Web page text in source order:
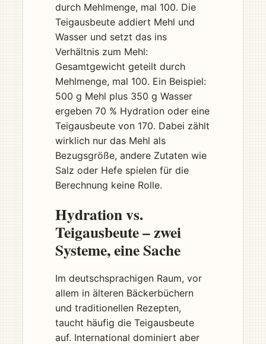
ÜBER UNS
Über Bine
Wer hinter Bine backt steckt
Über Robert
Sauerteig-Starter aus Leidenschaft
durch Mehlmenge, mal 100. Die
Teigausbeute addiert Mehl und
Wasser und setzt das ins
Verhältnis zum Mehl:
Gesamtgewicht geteilt durch
Mehlmenge, mal 100. Ein Beispiel:
500 g Mehl plus 350 g Wasser
ergeben 70 % Hydration oder eine
Teigausbeute von 170. Dabei zählt
wirklich nur das Mehl als
Bezugsgröße, andere Zutaten wie
Salz oder Hefe spielen für die
Berechnung keine Rolle.
Hydration vs.
Teigausbeute – zwei
Systeme, eine Sache
Im deutschsprachigen Raum, vor
allem in älteren Bäckerbüchern
und traditionellen Rezepten,
taucht häufig die Teigausbeute
auf. International dominiert aber